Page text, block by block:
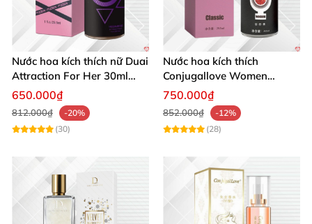
Nước hoa kích thích nữ Duai
Attraction For Her 30ml
tăng cường hưng phấn sôi
650.000₫
812.000₫
-20%
(30)
Nước hoa kích thích
Conjugallove Women
29.5ml hấp dẫn đam mê
750.000₫
852.000₫
-12%
(28)